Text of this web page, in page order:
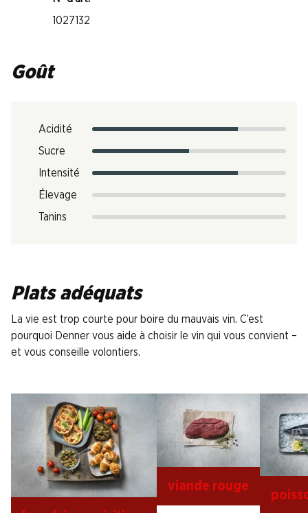
1027132
Goût
Acidité
Sucre
Intensité
Élevage
Tanins
Plats adéquats
La vie est trop courte pour boire du mauvais vin. C’est
pourquoi Denner vous aide à choisir le vin qui vous convient –
et vous conseille volontiers.
viande rouge